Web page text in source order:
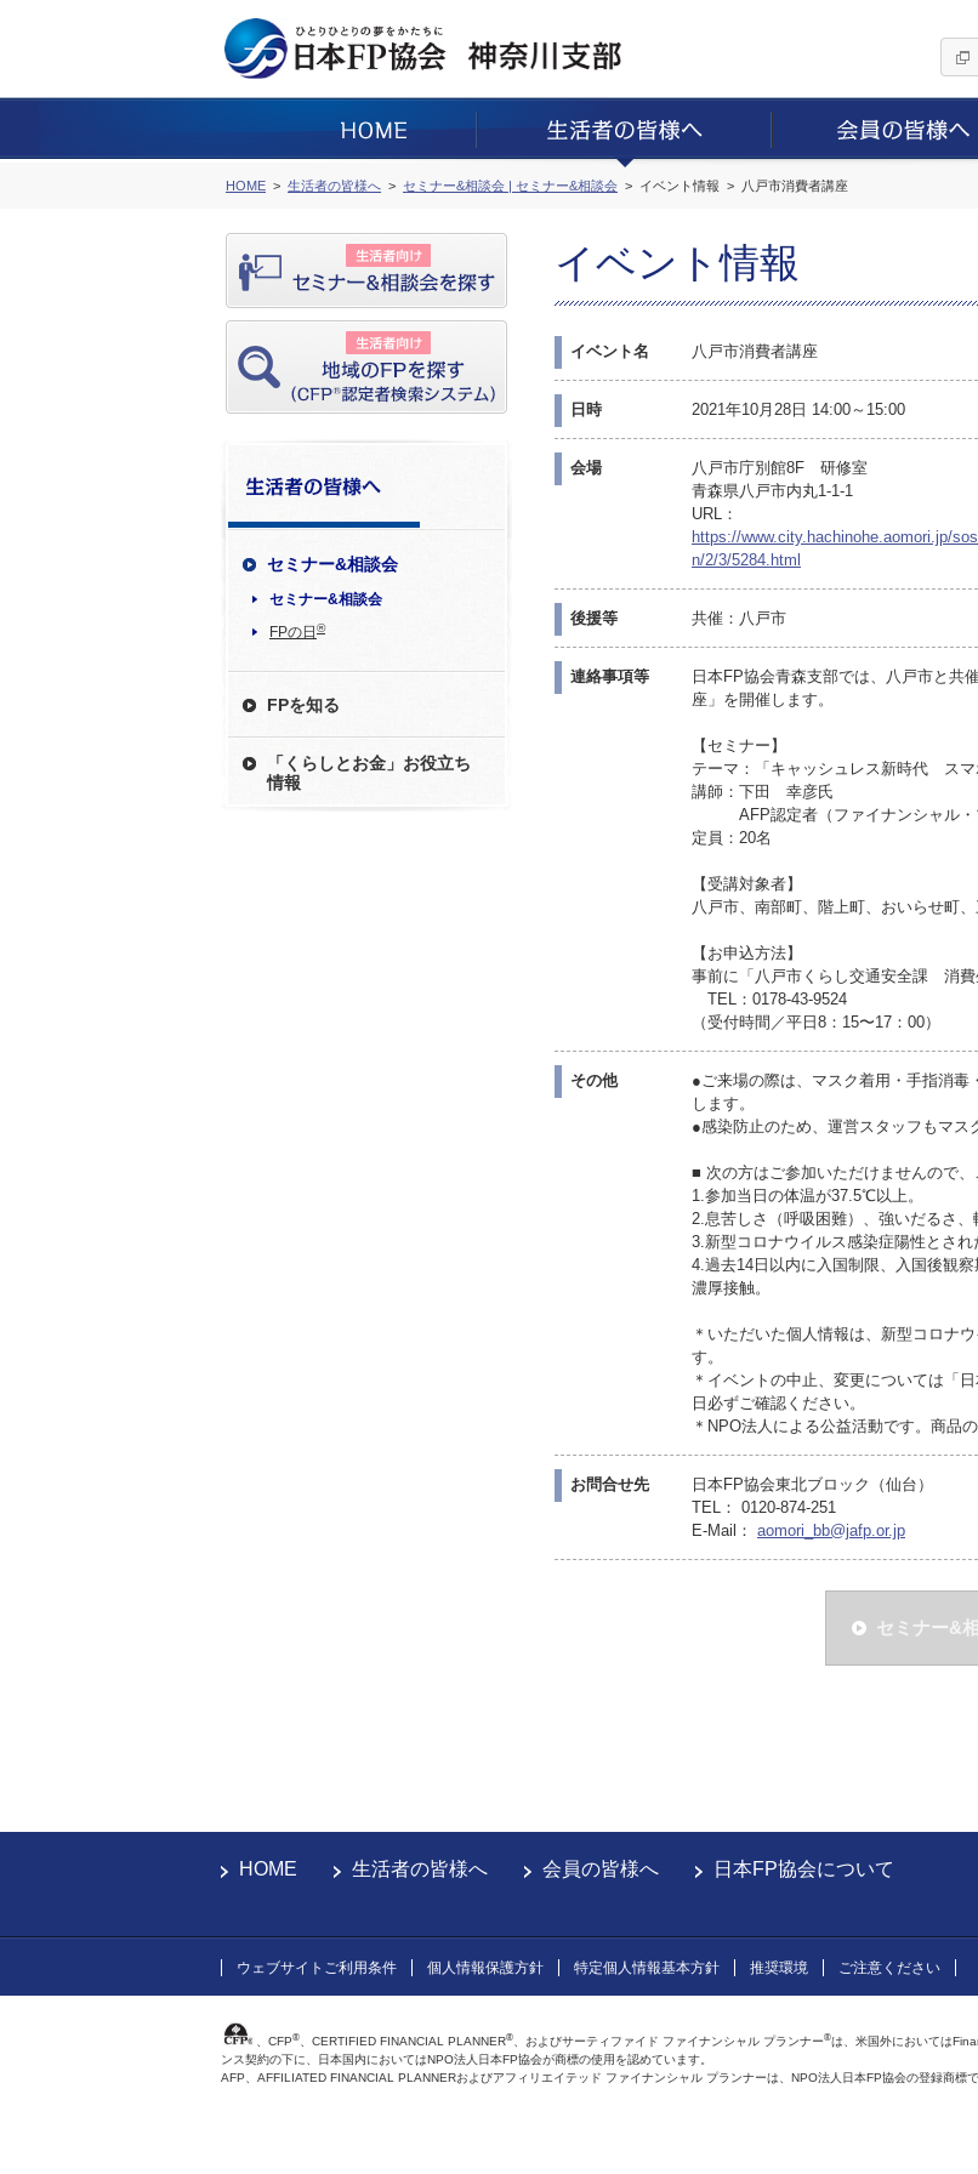
HOME 生活者の皆様へ セミナー&相談会 | セミナー&相談会 イベント情報 八戸市消費者講座
セミナー&相談会
セミナー&相談会
FPの日 ®
FPを知る
「くらしとお金」お役立ち
情報
イベント情報
イベント名 八戸市消費者講座
日時 2021年10月28日 14:00～15:00
会場
八戸市庁別館8F 研修室
青森県八戸市内丸1-1-1
URL：
https://www.city.hachinohe.aomori.jp/
n/2/3/5284.html
後援等 共催：八戸市
連絡事項等
日本FP協会青森支部では、八戸市と共
座」を開催します。
【セミナー】
テーマ：「キャッシュレス新時代 スマ
講師：下田 幸彦氏
AFP認定者（ファイナンシャル・
定員：20名
【受講対象者】
八戸市、南部町、階上町、おいらせ町
【お申込方法】
事前に「八戸市くらし交通安全課 消費
TEL：0178-43-9524
（受付時間／平日8：15〜17：00）
その他
●ご来場の際は、マスク着用・手指消
します。
●感染防止のため、運営スタッフもマス
■ 次の方はご参加いただけませんので、
1.参加当日の体温が37.5℃以上。
2.息苦しさ（呼吸困難）、強いだるさ
3.新型コロナウイルス感染症陽性とされ
4.過去14日以内に入国制限、入国後観
濃厚接触。
＊いただいた個人情報は、新型コロナ
す。
＊イベントの中止、変更については「
日必ずご確認ください。
＊NPO法人による公益活動です。商品
お問合せ先
日本FP協会東北ブロック（仙台）
TEL： 0120-874-251
E-Mail： aomori_bb@jafp.or.jp
セミナー&
HOME 生活者の皆様へ 会員の皆様へ 日本FP協会について
ウェブサイトご利用条件 個人情報保護方針 特定個人情報基本方針 推奨環境 ご注意ください
、CFP® 、CERTIFIED FINANCIAL PLANNER® 、およびサーティファイド ファイナンシャル プランナー®は、米国外においては
ンス契約の下に、日本国内においてはNPO法人日本FP協会が商標の使用を認めています。
AFP、AFFILIATED FINANCIAL PLANNERおよびアフィリエイテッド ファイナンシャル プランナーは、NPO法人日本FP協会の登録商標で